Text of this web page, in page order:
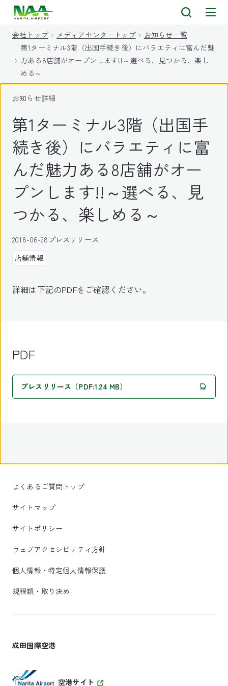
会社トップ メディアセンタートップ
お知らせ一覧
第1ターミナル3階（出国手続き後）にバラエティに富んだ魅
力ある8店舗がオープンします!!～選べる、見つかる、楽し
める～
お知らせ詳細
第1ターミナル3階（出国手
続き後）にバラエティに富
んだ魅力ある8店舗がオー
プンします!!～選べる、見
つかる、楽しめる～
2018-06-28プレスリリース
店舗情報
詳細は下記のPDFをご確認ください。
PDF
プレスリリース（PDF:1.24 MB）
よくあるご質問トップ
サイトマップ
サイトポリシー
ウェブアクセシビリティ方針
個人情報・特定個人情報保護
規程類・取り決め
成田国際空港
空港サイト